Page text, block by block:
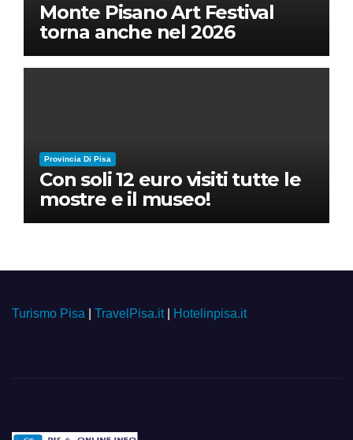
Monte Pisano Art Festival
torna anche nel 2026
Provincia Di Pisa
Con soli 12 euro visiti tutte le
mostre e il museo!
Turismo Pisa TravelPisa.it| Hotelinpisa.it